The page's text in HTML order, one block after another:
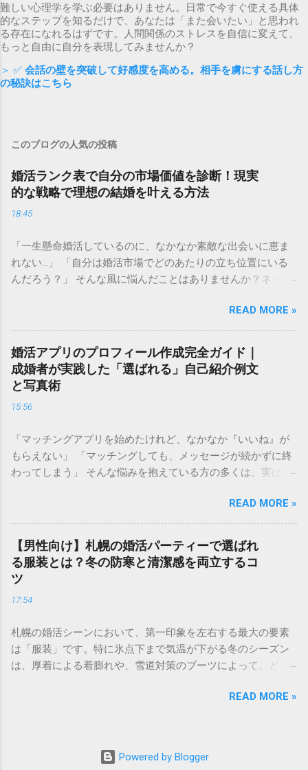
難しい心理学を学ぶ必要はありません。日常で今すぐ使える具体
的なステップを知るだけで、あなたは「また会いたい」と思われ
る存在になれるはずです。人間関係のストレスを自信に変えて、
もっと自由に自分を表現してみませんか？
＞ ✅ 会話の壁を突破して好感度を高める。相手を虜にする話し方
の秘訣はこちら
このブログの人気の投稿
婚活ランク表で自分の市場価値を診断！現実
的な戦略で理想の結婚を叶える方法
18:45
「一生懸命婚活しているのに、なかなか素敵な出会いに恵ま
れない…」 「自分は婚活市場でどのあたりの立ち位置にいる
んだろう？」 そんな風に悩んだことはありませんか？ネット
くるようで怖いと感じる方も多いかもしれません。しかし、
自分の現在の立ち位置を客観的に把握することは、決して自
分を否定することではありません。 むしろ、今の自分の「市
場価値」を正しく理解することは、最短ルートで幸せな結婚
を掴み取るための 強力な武器 になります。 この記事では、
婚活ランク表の仕組みや評価基準を詳しく解説し、自分のラ
ンクを知った上でどのように戦略を立てれば良いのか、具体
が決まる仕組み 婚活ランク表とは、年齢、年収、学歴、外
見、職業などのスペックを数値化し、婚活市場における「需
要」を可視化したものです。多くの結婚相談所やマッチング
るポイントが大きく異なるのが特徴です。 男性の評価ポイン
ト：経済力と安定感 男性の場合、最も重視されるのは**「年
収」と「職業」**です。 Sランク： 年収1000万円以上、医
師、弁護士、大手商社など Aランク： 年収700〜900万円、上
場企業勤務、公務員など Bランク： 年収400〜600万円、一般
性の評価ポイント：若さと容姿 女性の場合、婚活市場で最も
強い影響力を持つのが**「年齢」と「外見の雰囲気」**で
す。 Sランク： 20代中盤まで、モデル並みの容姿、愛嬌があ
る Aランク： 20代後半〜32歳前後、清楚で整った容姿、家事
能力 Bランク： 33歳〜30代後半、一般的な容姿、自立した仕
クを知るメリットと「高望み」の罠 自分のランクを把握する
READ MORE »
婚活アプリのプロフィール作成完全ガイド｜
成婚者が実践した「選ばれる」自己紹介例文
と写真術
15:56
「マッチングアプリを始めたけれど、なかなか『いいね』が
もらえない」 「マッチングしても、メッセージが続かずに終
わってしまう」 そんな悩みを抱えている方の多くは、実は プ
て、プロフィールはあなたの「第一印象」そのもの。どれだ
け素敵な内面を持っていても、入り口であるプロフィールで
魅力を伝えられなければ、出会いの土俵に上がることすらで
きません。 成婚退会していく人たちには、共通した「プロフ
ィールの法則」があります。それは、単に自分を良く見せる
ことではなく、**「相手に安心感を与え、未来を想像させ
る」**という視点です。 この記事では、多くの成婚者を輩出
詳細項目の3ステップで徹底解説します。 1. 【写真編】0.5秒
で心を掴む！好感度を最大化する視覚戦略 婚活アプリにおい
て、写真は最も重要な要素です。検索画面で並んだときに
は、**「清潔感」と「親しみやすさ」**の両立にあります。
のが無難です。 表情： 歯を見せた自然な笑顔がベスト。真顔
READ MORE »
【男性向け】札幌の婚活パーティーで選ばれ
る服装とは？冬の防寒と清潔感を両立するコ
ツ
17:54
札幌の婚活シーンにおいて、第一印象を左右する最大の要素
は「服装」です。特に氷点下まで気温が下がる冬のシーズン
は、厚着による着膨れや、雪道対策のブーツによって、どう
ゃれを諦めたくない」 「でも、薄着で震えていては会話どこ
だな」と思われるための最強のコーディネート術を解説しま
す。 1. 札幌の冬婚活で絶対に外せない「清潔感」の定義 婚活
READ MORE »
Powered by Blogger